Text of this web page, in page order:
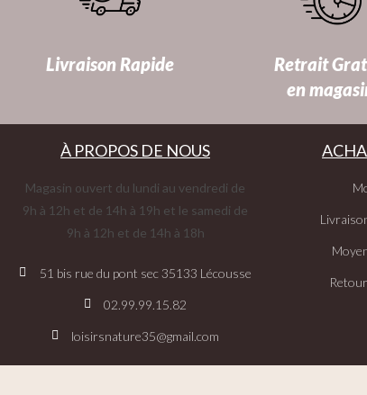
Livraison Rapide
Retrait
en
À PROPOS DE NOUS
Magasin ouvert du lundi au vendredi de
9h à 12h et de 14h à 19h et le samedi de
9h à 12h et de 14h à 18h
51 bis rue du pont sec 35133 Lécousse
02.99.99.15.82
loisirsnature35@gmail.com